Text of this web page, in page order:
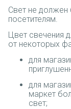
Свет не должен
посетителям.
Цвет свечения
от некоторых
для
для
маркет
свет;